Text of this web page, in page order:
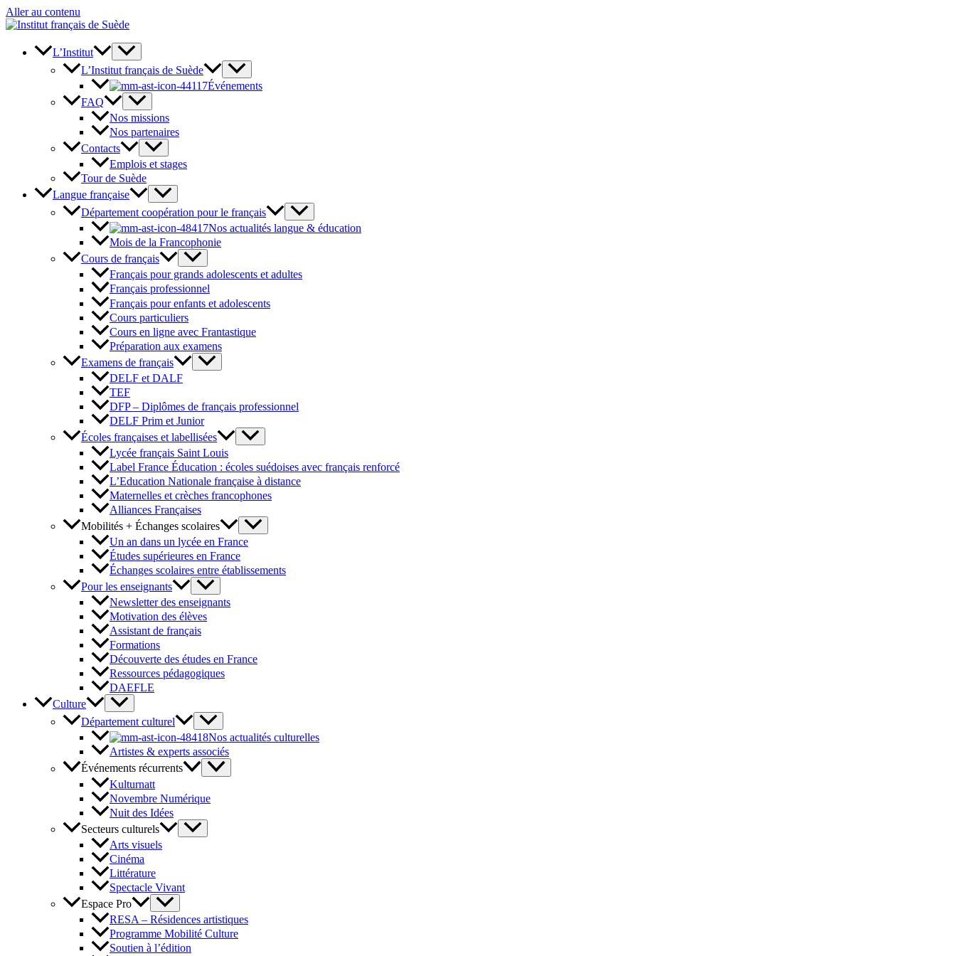
Aller au contenu
L’Institut
L’Institut français de Suède
Événements
FAQ
Nos missions
Nos partenaires
Contacts
Emplois et stages
Tour de Suède
Langue française
Département coopération pour le français
Nos actualités langue & éducation
Mois de la Francophonie
Cours de français
Français pour grands adolescents et adultes
Français professionnel
Français pour enfants et adolescents
Cours particuliers
Cours en ligne avec Frantastique
Préparation aux examens
Examens de français
DELF et DALF
TEF
DFP – Diplômes de français professionnel
DELF Prim et Junior
Écoles françaises et labellisées
Lycée français Saint Louis
Label France Éducation : écoles suédoises avec français renforcé
L’Education Nationale française à distance
Maternelles et crèches francophones
Alliances Françaises
Mobilités + Échanges scolaires
Un an dans un lycée en France
Études supérieures en France
Échanges scolaires entre établissements
Pour les enseignants
Newsletter des enseignants
Motivation des élèves
Assistant de français
Formations
Découverte des études en France
Ressources pédagogiques
DAEFLE
Culture
Département culturel
Nos actualités culturelles
Artistes & experts associés
Événements récurrents
Kulturnatt
Novembre Numérique
Nuit des Idées
Secteurs culturels
Arts visuels
Cinéma
Littérature
Spectacle Vivant
Espace Pro
RESA – Résidences artistiques
Programme Mobilité Culture
Soutien à l’édition